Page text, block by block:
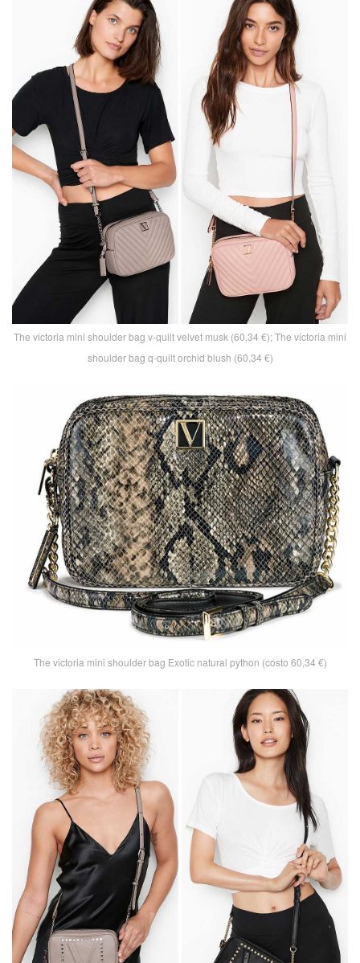
The victoria mini shoulder bag v-quilt velvet musk (60,34 €); The victoria mini
shoulder bag q-quilt orchid blush (60,34 €)
The victoria mini shoulder bag Exotic natural python (costo 60,34 €)